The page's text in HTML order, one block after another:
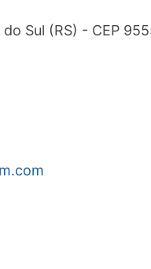
Sul (RS) - CEP